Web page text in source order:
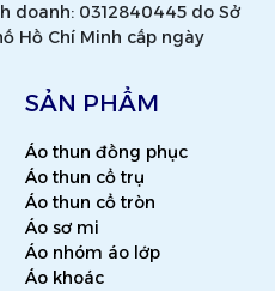
doanh: 0312840445 do Sở
Hồ Chí Minh cấp ngày
SẢN PHẨM
Áo thun đồng phục
Áo thun cổ trụ
Áo thun cổ tròn
Áo sơ mi
Áo nhóm áo lớp
Áo khoác